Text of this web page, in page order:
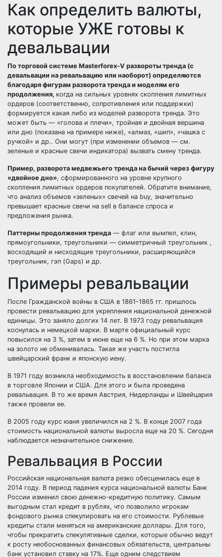
Как определить валюты,
которые УЖЕ готовы к
девальвации
По торговой системе Masterforex-V развороты тренда (с
девальвации на ревальвацию или наоборот) определяются
благодаря фигурам разворота тренда и моделям его
продолжения, когда на сильных уровнях скопления лимитных
ордеров (соответственно, сопротивления или поддержки)
формируется какая либо из моделей разворота тренда. Это
может быть — «голова и плечи», тройная и двойная вершина
или дно (показана на примере ниже), «алмаз, «шип», «чашка с
ручкой» и др.. Они могут (при изменении объемов — см.
зеленые и красные свечи индикатора) вызвать смену тренда.
Пример, разворота медвежьего тренда на бычий через фигуру
«двойное дно», сформированного на уровне крупного
скопления лимитных ордеров покупателей. Обратите внимание,
что анализ объемов «зеленых» свечей на buy, значительно
превышает красные свечи на sell в балансе спроса и
предложения рынка.
Паттерны продолжения тренда — флаг или вымпел, клин,
прямоугольники, треугольники — симметричный треугольник ,
восходящий и нисходящие треугольники, расширяющийся
треугольник, гэп (Gaps) и др.
Примеры ревальвации
После Гражданской войны в США в 1861-1865 гг. пришлось
провести ревальвацию для укрепления национальной денежной
единицы. Это заняло долгих 14 лет. В 1973 году ревальвация
коснулась и немецкой марки. В марте официальный курс
повысился на 3 %, затем в июне еще на 6 %. Но при этом марка
на золото не обменивалась. Такая же участь постигла
швейцарский франк и японскую иену.
В 1971 году возникла необходимость в восстановлении баланса
в торговле Японии и США. Для этого и была проведена
ревальвация. В то же время Австрия, Нидерланды и Швейцария
также провели ее.
В 2005 году курс юаня увеличился на 2 %. В конце 2007 года
стоимость национальной валюты выросла еще на 20 %. Сегодня
наблюдается незначительное снижение.
Ревальвация в России
Российская национальная валюта резко обесценилась еще в
2014 году. В период падения курса национальной валюты Банк
России изменил свою денежно-кредитную политику. Самым
выгодным стал кредит в рублях, что позволило игрокам
фондового рынка спекулировать на его стоимости. Рублевые
кредиты стали меняться на американские доллары. Для того,
чтобы прекратить спекулятивные сделки, которые обычно ведут
к росту необоснованных финансовых обязательств, центральны
банк установил ставку на 17%. Еще одним следствием